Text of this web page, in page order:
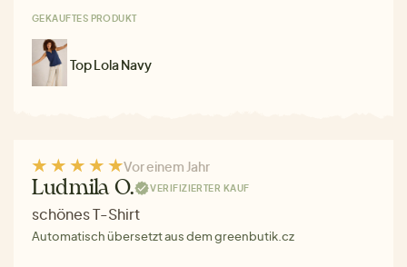
GEKAUFTES PRODUKT
Top Lola Navy
Vor einem Jahr
Ludmila O. VERIFIZIERTER KAUF
schönes T-Shirt
Automatisch übersetzt aus dem greenbutik.cz